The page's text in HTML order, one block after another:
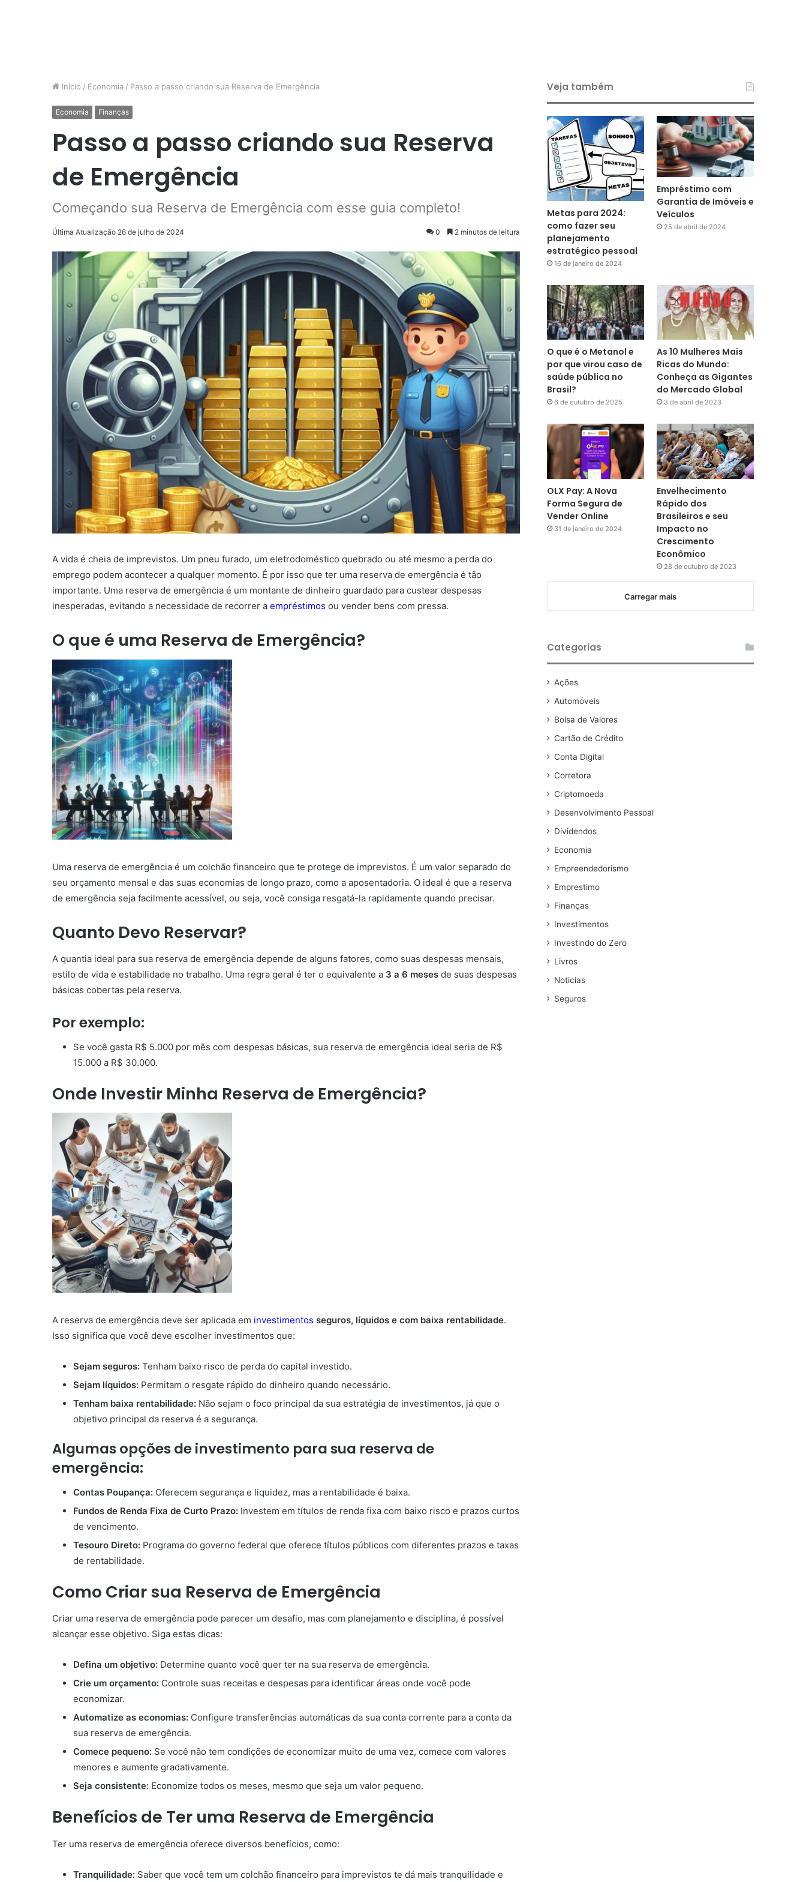
Início / Economia / Passo a passo criando sua Reserva de Emergência
Economia Finanças
Passo a passo criando sua Reserva
de Emergência
Começando sua Reserva de Emergência com esse guia completo!
Última Atualização 26 de julho de 2024 0 2 minutos de leitura
A vida é cheia de imprevistos. Um pneu furado, um eletrodoméstico quebrado ou até mesmo a perda do
emprego podem acontecer a qualquer momento. É por isso que ter uma reserva de emergência é tão
importante. Uma reserva de emergência é um montante de dinheiro guardado para custear despesas
inesperadas, evitando a necessidade de recorrer a empréstimos ou vender bens com pressa.
O que é uma Reserva de Emergência?
Uma reserva de emergência é um colchão financeiro que te protege de imprevistos. É um valor separado do
seu orçamento mensal e das suas economias de longo prazo, como a aposentadoria. O ideal é que a reserva
de emergência seja facilmente acessível, ou seja, você consiga resgatá-la rapidamente quando precisar.
Quanto Devo Reservar?
A quantia ideal para sua reserva de emergência depende de alguns fatores, como suas despesas mensais,
estilo de vida e estabilidade no trabalho. Uma regra geral é ter o equivalente a 3 a 6 meses de suas despesas
básicas cobertas pela reserva.
Por exemplo:
Se você gasta R$ 5.000 por mês com despesas básicas, sua reserva de emergência ideal seria de R$
15.000 a R$ 30.000.
Onde Investir Minha Reserva de Emergência?
A reserva de emergência deve ser aplicada em investimentos seguros, líquidos e com baixa rentabilidade.
Isso significa que você deve escolher investimentos que:
Sejam seguros: Tenham baixo risco de perda do capital investido.
Sejam líquidos: Permitam o resgate rápido do dinheiro quando necessário.
Tenham baixa rentabilidade: Não sejam o foco principal da sua estratégia de investimentos, já que o
objetivo principal da reserva é a segurança.
Algumas opções de investimento para sua reserva de
emergência:
Contas Poupança: Oferecem segurança e liquidez, mas a rentabilidade é baixa.
Fundos de Renda Fixa de Curto Prazo: Investem em títulos de renda fixa com baixo risco e prazos curtos
de vencimento.
Tesouro Direto: Programa do governo federal que oferece títulos públicos com diferentes prazos e taxas
de rentabilidade.
Como Criar sua Reserva de Emergência
Criar uma reserva de emergência pode parecer um desafio, mas com planejamento e disciplina, é possível
alcançar esse objetivo. Siga estas dicas:
Defina um objetivo: Determine quanto você quer ter na sua reserva de emergência.
Crie um orçamento: Controle suas receitas e despesas para identificar áreas onde você pode
economizar.
Automatize as economias: Configure transferências automáticas da sua conta corrente para a conta da
sua reserva de emergência.
Comece pequeno: Se você não tem condições de economizar muito de uma vez, comece com valores
menores e aumente gradativamente.
Seja consistente: Economize todos os meses, mesmo que seja um valor pequeno.
Benefícios de Ter uma Reserva de Emergência
Ter uma reserva de emergência oferece diversos benefícios, como:
Tranquilidade: Saber que você tem um colchão financeiro para imprevistos te dá mais tranquilidade e
Veja também
Metas para 2024:
como fazer seu
planejamento
estratégico pessoal
16 de janeiro de 2024
Empréstimo com
Garantia de Imóveis e
Veículos
25 de abril de 2024
O que é o Metanol e
por que virou caso de
saúde pública no
Brasil?
6 de outubro de 2025
As 10 Mulheres Mais
Ricas do Mundo:
Conheça as Gigantes
do Mercado Global
3 de abril de 2023
OLX Pay: A Nova
Forma Segura de
Vender Online
31 de janeiro de 2024
Envelhecimento
Rápido dos
Brasileiros e seu
Impacto no
Crescimento
Econômico
28 de outubro de 2023
Carregar mais
Categorias
Ações
Automóveis
Bolsa de Valores
Cartão de Crédito
Conta Digital
Corretora
Criptomoeda
Desenvolvimento Pessoal
Dividendos
Economia
Empreendedorismo
Emprestimo
Finanças
Investimentos
Investindo do Zero
Livros
Noticias
Seguros